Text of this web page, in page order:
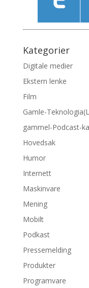
Kategorier
Digitale medier
Ekstern lenke
Film
Gamle-
gammel-Podcast-
Hovedsak
Humor
Internett
Maskinvare
Mening
Mobilt
Podkast
Pressemelding
Produkter
Programvare